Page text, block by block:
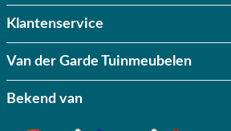
Klantenservice
Van der Garde Tuinmeubelen
Bekend van